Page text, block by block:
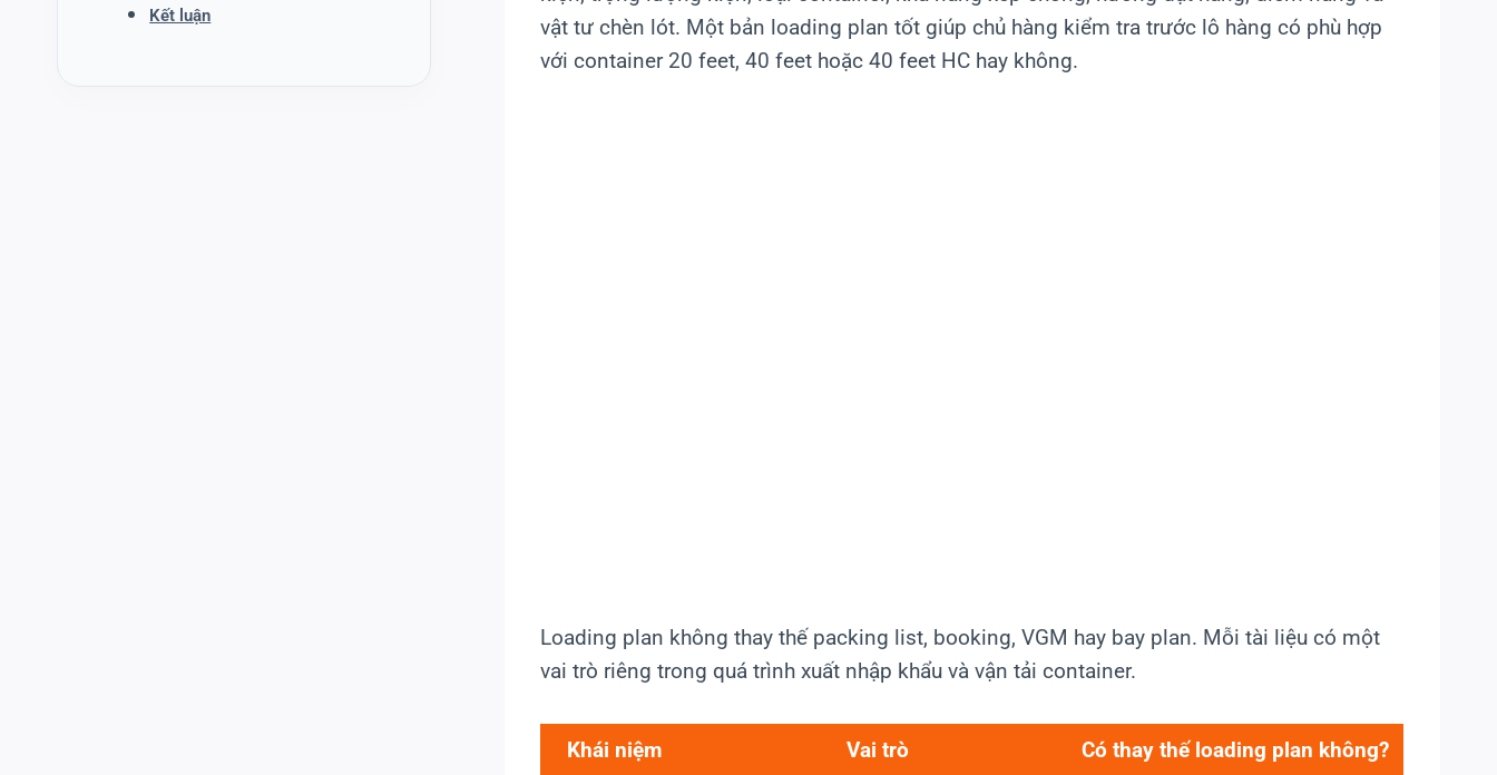
vật tư chèn lót. Một bản loading plan tốt giúp chủ hàng kiểm tra trước lô hàng có phù hợp
với container 20 feet, 40 feet hoặc 40 feet HC hay không.
Loading plan không thay thế packing list, booking, VGM hay bay plan. Mỗi tài liệu có một
vai trò riêng trong quá trình xuất nhập khẩu và vận tải container.
Khái niệm Vai trò Có thay thế loading plan không?
Kết luận